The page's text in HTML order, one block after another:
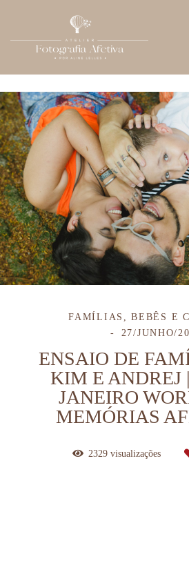
FAMÍLIAS, BEBÊS E
27/JUNHO/
ENSAIO DE
KIM E ANDREJ
JANEIRO
MEMÓRIAS
2329 visualizações